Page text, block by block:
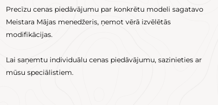
Precīzu cenas piedāvājumu par konkrētu modeli sagatavo
Meistara Mājas menedžeris, ņemot vērā izvēlētās
modifikācijas.
Lai saņemtu individuālu cenas piedāvājumu, sazinieties ar
mūsu speciālistiem.